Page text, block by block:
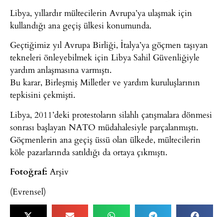
Libya, yıllardır mültecilerin Avrupa’ya ulaşmak için
kullandığı ana geçiş ülkesi konumunda.
Geçtiğimiz yıl Avrupa Birliği, İtalya’ya göçmen taşıyan
tekneleri önleyebilmek için Libya Sahil Güvenliğiyle
yardım anlaşmasına varmıştı.
Bu karar, Birleşmiş Milletler ve yardım kuruluşlarının
tepkisini çekmişti.
Libya, 2011’deki protestoların silahlı çatışmalara dönmesi
sonrası başlayan NATO müdahalesiyle parçalanmıştı.
Göçmenlerin ana geçiş üssü olan ülkede, mültecilerin
köle pazarlarında satıldığı da ortaya çıkmıştı.
Fotoğraf: Arşiv
(Evrensel)